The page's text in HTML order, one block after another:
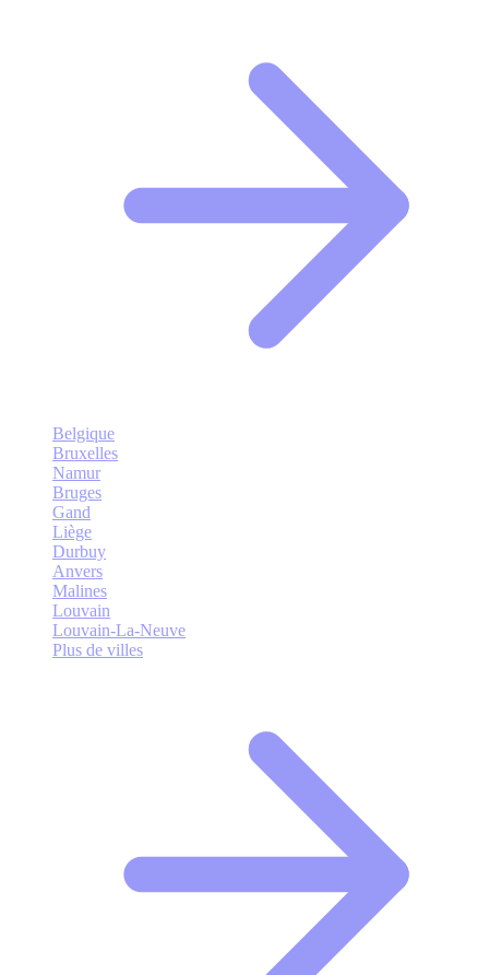
Belgique
Bruxelles
Namur
Bruges
Gand
Liège
Durbuy
Anvers
Malines
Louvain
Louvain-La-Neuve
Plus de villes